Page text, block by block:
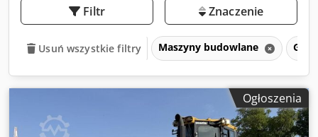
Filtr Znaczenie
Usuń wszystkie filtry Maszyny budowlane
Ogłoszenia